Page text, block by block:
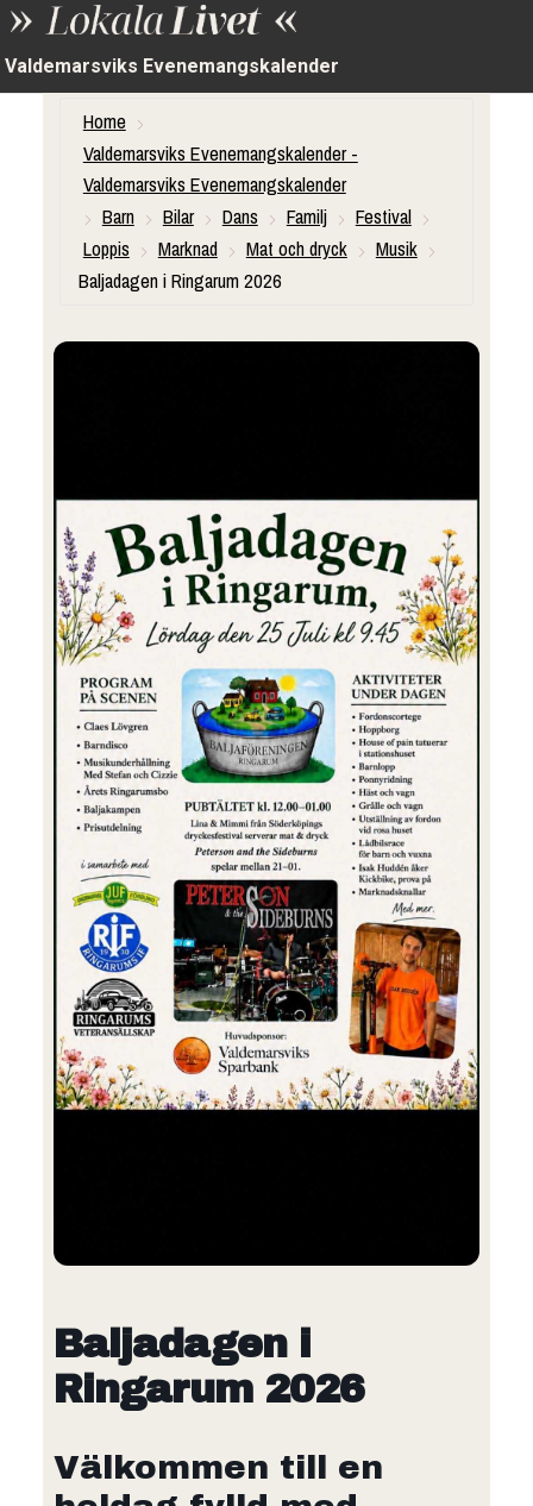
Valdemarsviks Evenemangskalender
Home
Valdemarsviks Evenemangskalender -
Valdemarsviks Evenemangskalender
Barn
Bilar Dans Familj
Festival
Loppis
Marknad Mat och dryck
Musik
Baljadagen i Ringarum 2026
Baljadagen i
Ringarum 2026
Välkommen till en